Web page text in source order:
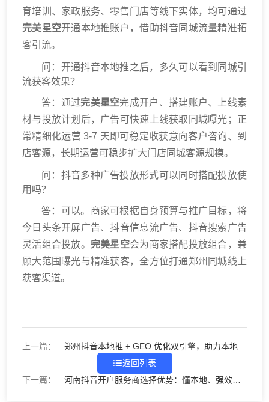
育培训、家政服务、零售门店等线下实体，均可通过
完美星空开通本地推账户，借助抖音同城流量精准拓
客引流。
问：开通抖音本地推之后，多久可以看到同城引
流获客效果？
答：通过完美星空完成开户、搭建账户、上线素
材与投放计划后，广告可快速上线获取同城曝光；正
常精细化运营 3‑7 天即可稳定收获意向客户咨询、到
店客源，长期运营可稳步扩大门店同城客源规模。
问：抖音多种广告投放形式可以同时搭配投放使
用吗？
答：可以。商家可根据自身预算与推广目标，将
今日头条开屏广告、抖音信息流广告、抖音搜索广告
灵活组合投放。 完美星空会为商家搭配投放组合，兼
顾大范围曝光与精准获客，全方位打通郑州同城线上
获客渠道。
上一篇：
郑州抖音本地推 + GEO 优化双引擎，助力本地商
返回列表
下一篇：
河南抖音开户服务商选择优势：懂本地、强效